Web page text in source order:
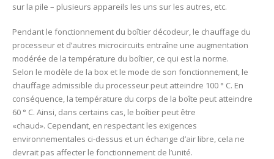
sur la pile – plusieurs appareils les uns sur les autres, etc.
Pendant le fonctionnement du boîtier décodeur, le chauffage du
processeur et d’autres microcircuits entraîne une augmentation
modérée de la température du boîtier, ce qui est la norme.
Selon le modèle de la box et le mode de son fonctionnement, le
chauffage admissible du processeur peut atteindre 100 ° C. En
conséquence, la température du corps de la boîte peut atteindre
60 ° C. Ainsi, dans certains cas, le boîtier peut être
«chaud». Cependant, en respectant les exigences
environnementales ci-dessus et un échange d’air libre, cela ne
devrait pas affecter le fonctionnement de l’unité.